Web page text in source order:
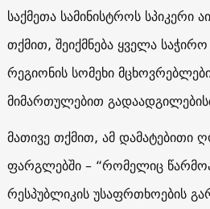
საქმეთა სამინისტროს სპიკერი
თქმით, შეიქმნება ყველა
რეგიონის სომეხი
მიმართულებით
მათივე თქმით, ამ დამატებითი
ფარგლებში – “რომელიც
რესპუბლიკის უსაფრთხოების